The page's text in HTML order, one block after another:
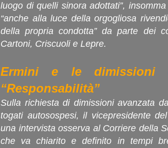
luogo di quelli sinora adottati”,
“anche alla luce della orgogliosa
della propria condotta” da parte dei
Cartoni, Criscuoli e Lepre.
Ermini e le dimissioni
“Responsabilità”
Sulla richiesta di dimissioni avanzata
togati autosospesi, il vicepresidente
una intervista osserva al Corriere della
che va chiarito e definito in tempi